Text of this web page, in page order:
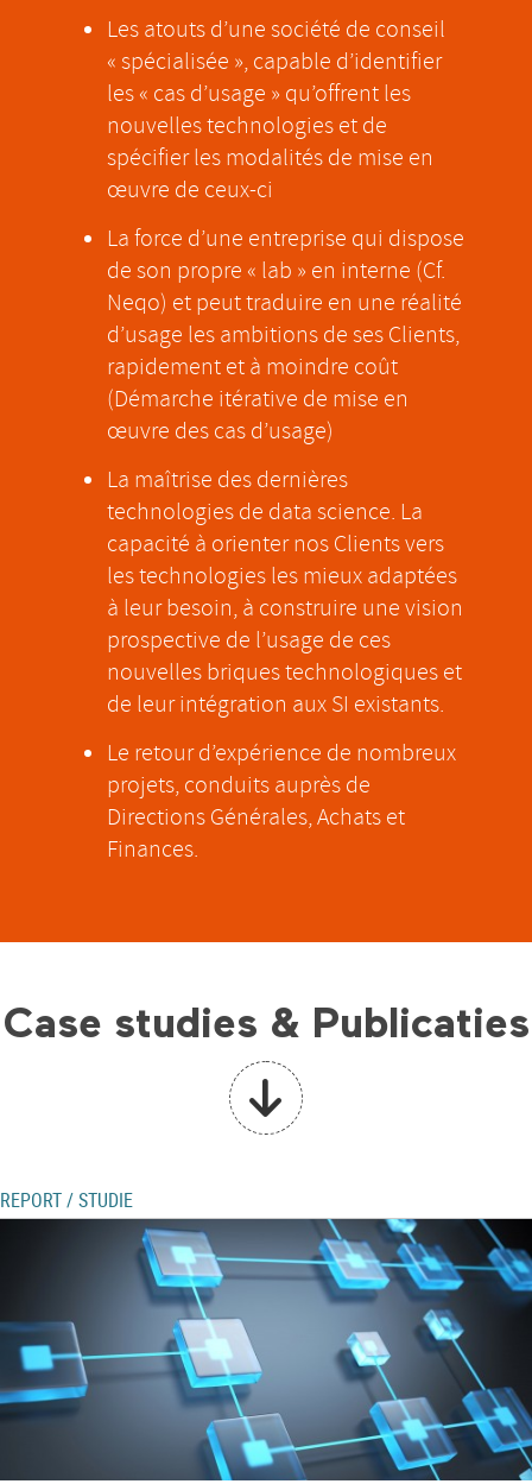
Les atouts d’une société de conseil
« spécialisée », capable d’identifier
les « cas d’usage » qu’offrent les
nouvelles technologies et de
spécifier les modalités de mise en
œuvre de ceux-ci
La force d’une entreprise qui dispose
de son propre « lab » en interne (Cf.
Neqo) et peut traduire en une réalité
d’usage les ambitions de ses Clients,
rapidement et à moindre coût
(Démarche itérative de mise en
œuvre des cas d’usage)
La maîtrise des dernières
technologies de data science. La
capacité à orienter nos Clients vers
les technologies les mieux adaptées
à leur besoin, à construire une vision
prospective de l’usage de ces
nouvelles briques technologiques et
de leur intégration aux SI existants.
Le retour d’expérience de nombreux
projets, conduits auprès de
Directions Générales, Achats et
Finances.
Case studies & Publicaties
REPORT / STUDIE